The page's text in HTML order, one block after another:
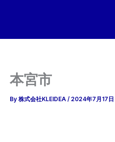
本宮市
By 株式会社KLEIDEA / 2024年7月17日